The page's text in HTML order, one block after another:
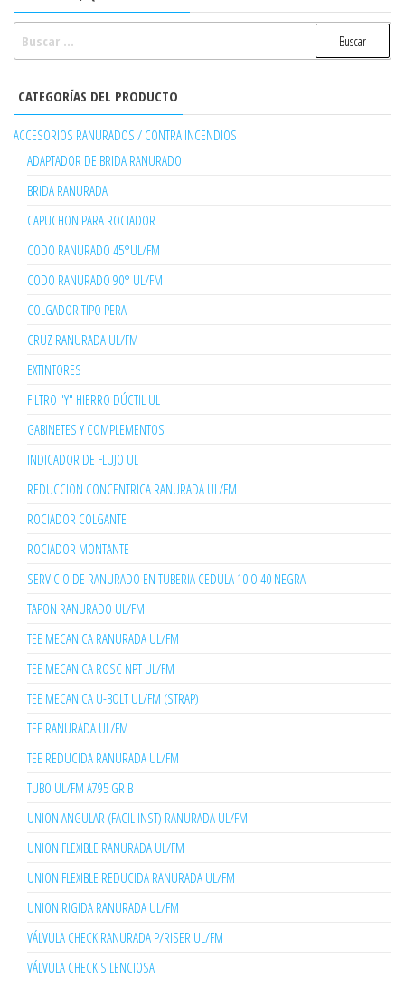
CATEGORÍAS DEL PRODUCTO
ACCESORIOS RANURADOS / CONTRA INCENDIOS
ADAPTADOR DE BRIDA RANURADO
BRIDA RANURADA
CAPUCHON PARA ROCIADOR
CODO RANURADO 45°UL/FM
CODO RANURADO 90° UL/FM
COLGADOR TIPO PERA
CRUZ RANURADA UL/FM
EXTINTORES
FILTRO "Y" HIERRO DÚCTIL UL
GABINETES Y COMPLEMENTOS
INDICADOR DE FLUJO UL
REDUCCION CONCENTRICA RANURADA UL/FM
ROCIADOR COLGANTE
ROCIADOR MONTANTE
SERVICIO DE RANURADO EN TUBERIA CEDULA 10 O 40 NEGRA
TAPON RANURADO UL/FM
TEE MECANICA RANURADA UL/FM
TEE MECANICA ROSC NPT UL/FM
TEE MECANICA U-BOLT UL/FM (STRAP)
TEE RANURADA UL/FM
TEE REDUCIDA RANURADA UL/FM
TUBO UL/FM A795 GR B
UNION ANGULAR (FACIL INST) RANURADA UL/FM
UNION FLEXIBLE RANURADA UL/FM
UNION FLEXIBLE REDUCIDA RANURADA UL/FM
UNION RIGIDA RANURADA UL/FM
VÁLVULA CHECK RANURADA P/RISER UL/FM
VÁLVULA CHECK SILENCIOSA